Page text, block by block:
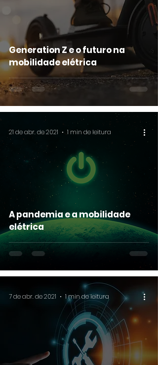
Generation Z e o futuro na
mobilidade elétrica
A pandemia e a mobilidade
elétrica
21 de abr. de 2021 1 min de leitura
7 de abr. de 2021 1 min de leitura